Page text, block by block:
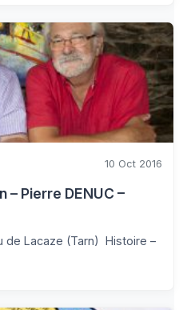
10 Oct 2016
Pierre DENUC –
de Lacaze (Tarn) Histoire –